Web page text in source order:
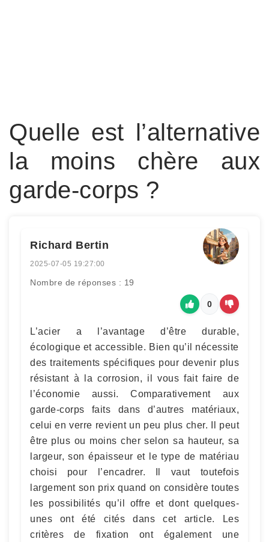
Quelle est l’alternative
la moins chère aux
garde-corps ?
Richard Bertin
2025-07-05 19:27:00
Nombre de réponses : 19
0
L’acier a l’avantage d’être durable,
écologique et accessible. Bien qu’il nécessite
des traitements spécifiques pour devenir plus
résistant à la corrosion, il vous fait faire de
l’économie aussi. Comparativement aux
garde-corps faits dans d’autres matériaux,
celui en verre revient un peu plus cher. Il peut
être plus ou moins cher selon sa hauteur, sa
largeur, son épaisseur et le type de matériau
choisi pour l’encadrer. Il vaut toutefois
largement son prix quand on considère toutes
les possibilités qu’il offre et dont quelques-
unes ont été cités dans cet article. Les
critères de fixation ont également une